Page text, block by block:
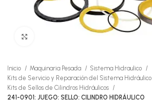
Inicio Maquinaria Pesada
Sistema Hidraulico
Kits de Servicio y Reparación del Sistema Hidráulico
Kits de Sellos de Cilindros Hidráulicos
241-0901: JUEGO: SELLO: CILINDRO HIDRÁULICO